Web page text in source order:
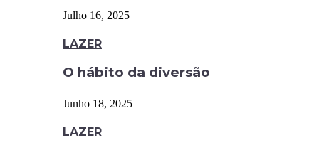
Julho 16, 2025
LAZER
O hábito da diversão
Junho 18, 2025
LAZER